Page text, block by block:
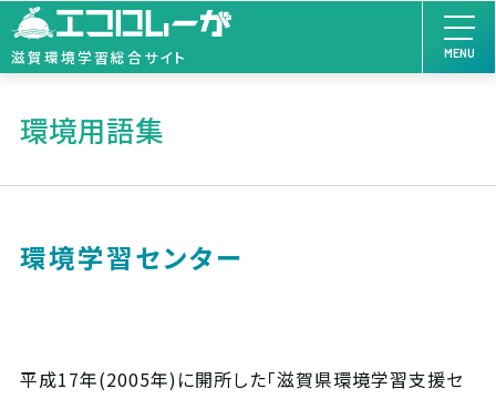
滋賀環境学習総合サイト MENU
環境用語集
環境学習センター
平成17年(2005年)に開所した「滋賀県環境学習支援セ